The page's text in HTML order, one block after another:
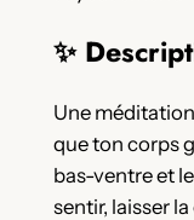
✨
Une
que ton corps
bas-ventre et
sentir, laisser la